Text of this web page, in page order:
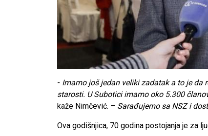
- Imamo još jedan veliki zadatak a to je
starosti. U Subotici imamo oko 5.300
kaže Nimčević. – Sarađujemo sa NSZ i
Ova godišnjica, 70 godina postojanja je za